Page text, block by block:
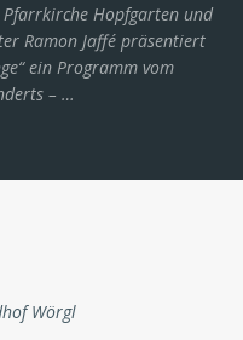
Hopfgarten und
Ramon Jaffé präsentiert
ein Programm vom
­– …
Wörgl